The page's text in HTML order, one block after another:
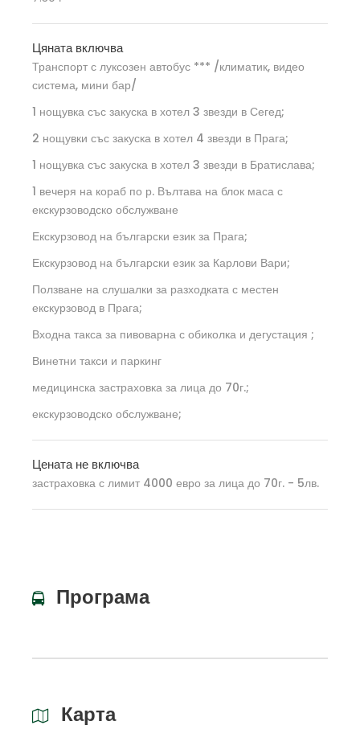
Цяната включва
Транспорт с луксозен автобус *** /климатик, видео
система, мини бар/
1 нощувка със закуска в хотел 3 звезди в Сегед;
2 нощувки със закуска в хотел 4 звезди в Прага;
1 нощувка със закуска в хотел 3 звезди в Братислава;
1 вечеря на кораб по р. Вълтава на блок маса с
екскурзоводско обслужване
Екскурзовод на български език за Прага;
Екскурзовод на български език за Карлови Вари;
Ползване на слушалки за разходката с местен
екскурзовод в Прага;
Входна такса за пивоварна с обиколка и дегустация ;
Винетни такси и паркинг
медицинска застраховка за лица до 70г.;
екскурзоводско обслужване;
Цената не включва
застраховка с лимит 4000 евро за лица до 70г. - 5лв.
Програма
Карта